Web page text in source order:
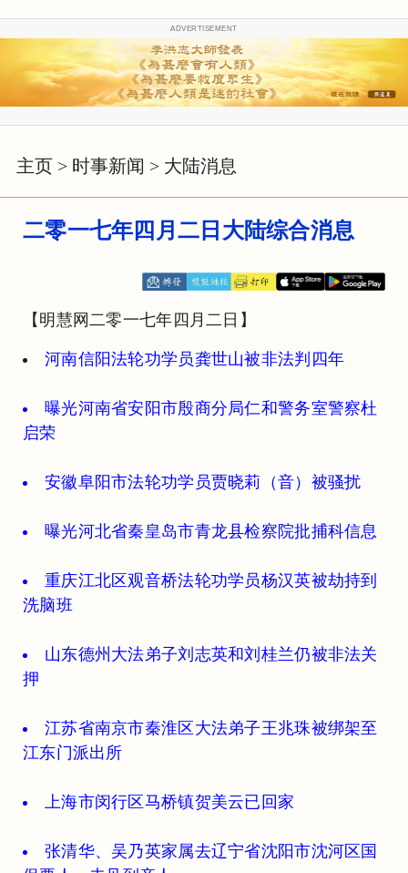
ADVERTISEMENT
主页 > 时事新闻 > 大陆消息
二零一七年四月二日大陆综合消息
【明慧网二零一七年四月二日】
河南信阳法轮功学员龚世山被非法判四年
曝光河南省安阳市殷商分局仁和警务室警察杜
启荣
安徽阜阳市法轮功学员贾晓莉（音）被骚扰
曝光河北省秦皇岛市青龙县检察院批捕科信息
重庆江北区观音桥法轮功学员杨汉英被劫持到
洗脑班
山东德州大法弟子刘志英和刘桂兰仍被非法关
押
江苏省南京市秦淮区大法弟子王兆珠被绑架至
江东门派出所
上海市闵行区马桥镇贺美云已回家
张清华、吴乃英家属去辽宁省沈阳市沈河区国